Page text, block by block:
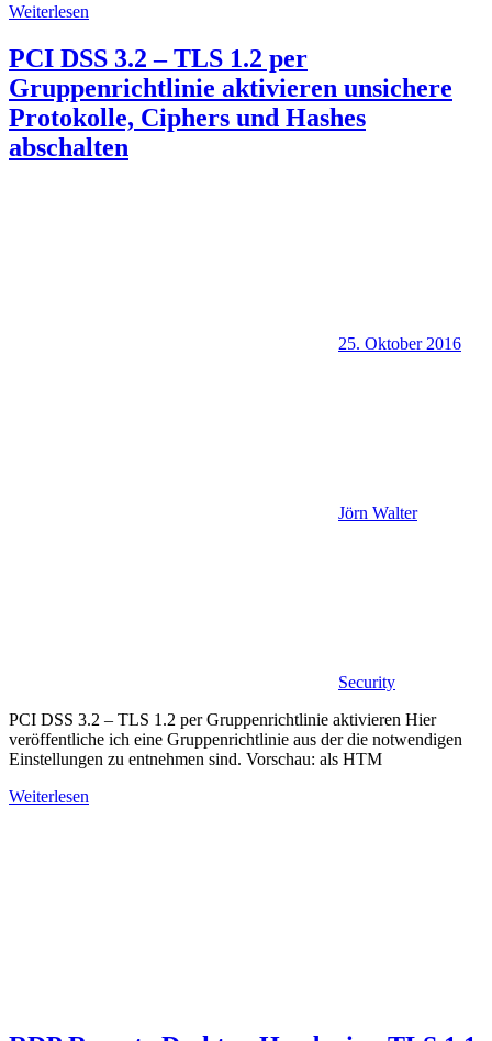
Weiterlesen
PCI DSS 3.2 – TLS 1.2 per
Gruppenrichtlinie aktivieren unsichere
Protokolle, Ciphers und Hashes
abschalten
25. Oktober 2016
Jörn Walter
Security
PCI DSS 3.2 – TLS 1.2 per Gruppenrichtlinie aktivieren Hier
veröffentliche ich eine Gruppenrichtlinie aus der die notwendigen
Einstellungen zu entnehmen sind. Vorschau: als HTM
Weiterlesen